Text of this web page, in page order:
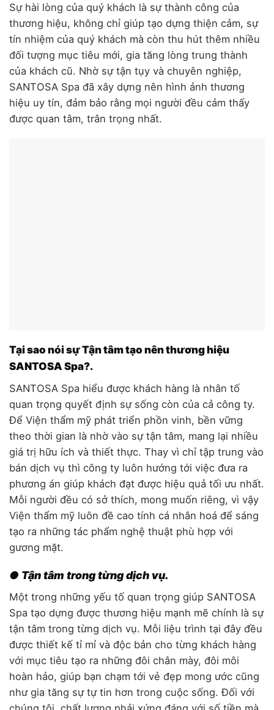
Sự hài lòng của quý khách là sự thành công của
thương hiệu, không chỉ giúp tạo dựng thiện cảm, sự
tín nhiệm của quý khách mà còn thu hút thêm nhiều
đối tượng mục tiêu mới, gia tăng lòng trung thành
của khách cũ. Nhờ sự tận tụy và chuyên nghiệp,
SANTOSA Spa đã xây dựng nên hình ảnh thương
hiệu uy tín, đảm bảo rằng mọi người đều cảm thấy
được quan tâm, trân trọng nhất.
Tại sao nói sự Tận tâm tạo nên thương hiệu
SANTOSA Spa?.
SANTOSA Spa hiểu được khách hàng là nhân tố
quan trọng quyết định sự sống còn của cả công ty.
Để Viện thẩm mỹ phát triển phồn vinh, bền vững
theo thời gian là nhờ vào sự tận tâm, mang lại nhiều
giá trị hữu ích và thiết thực. Thay vì chỉ tập trung vào
bán dịch vụ thì công ty luôn hướng tới việc đưa ra
phương án giúp khách đạt được hiệu quả tối ưu nhất.
Mỗi người đều có sở thích, mong muốn riêng, vì vậy
Viện thẩm mỹ luôn đề cao tính cá nhân hoá để sáng
tạo ra những tác phẩm nghệ thuật phù hợp với
gương mặt.
● Tận tâm trong từng dịch vụ.
Một trong những yếu tố quan trọng giúp SANTOSA
Spa tạo dựng được thương hiệu mạnh mẽ chính là sự
tận tâm trong từng dịch vụ. Mỗi liệu trình tại đây đều
được thiết kế tỉ mỉ và độc bản cho từng khách hàng
với mục tiêu tạo ra những đôi chân mày, đôi môi
hoàn hảo, giúp bạn chạm tới vẻ đẹp mong ước cũng
như gia tăng sự tự tin hơn trong cuộc sống. Đối với